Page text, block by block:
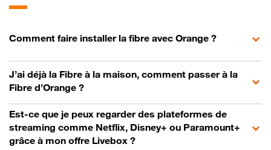
Comment faire installer la fibre avec Orange ?
J’ai déjà la Fibre à la maison, comment passer à la
Fibre d’Orange ?
Est-ce que je peux regarder des plateformes de
streaming comme Netflix, Disney+ ou Paramount+
grâce à mon offre Livebox ?